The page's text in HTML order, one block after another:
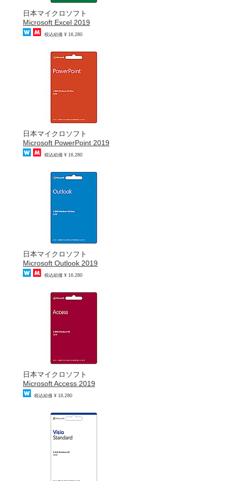
日本マイクロソフト
Microsoft Excel 2019
税込組価 ¥ 16,280
日本マイクロソフト
Microsoft PowerPoint 2019
税込組価 ¥ 16,280
日本マイクロソフト
Microsoft Outlook 2019
税込組価 ¥ 16,280
日本マイクロソフト
Microsoft Access 2019
税込組価 ¥ 16,280